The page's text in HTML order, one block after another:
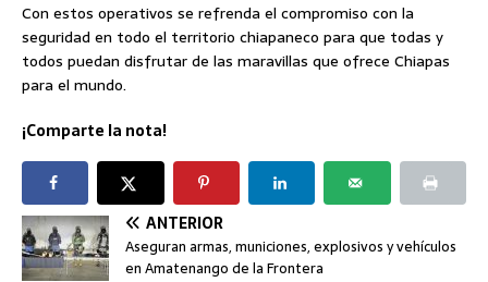
Con estos operativos se refrenda el compromiso con la
seguridad en todo el territorio chiapaneco para que todas y
todos puedan disfrutar de las maravillas que ofrece Chiapas
para el mundo.
¡Comparte la nota!
ANTERIOR
Aseguran armas, municiones, explosivos y vehículos
en Amatenango de la Frontera